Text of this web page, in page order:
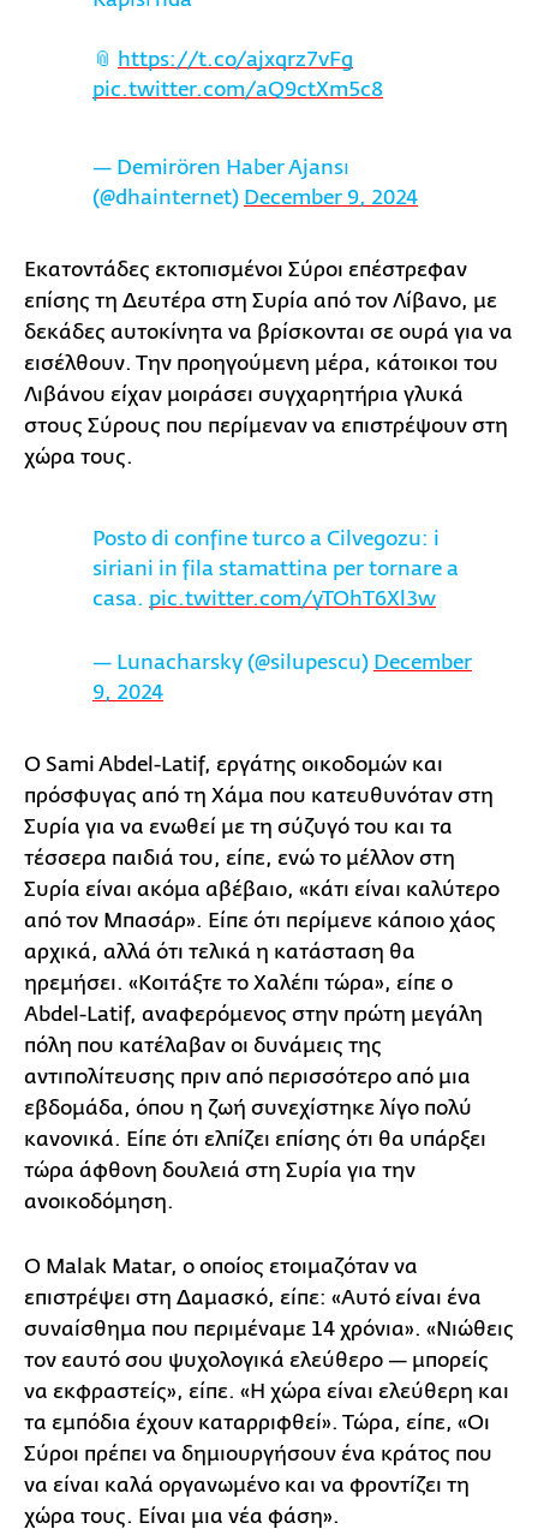
📎 https://t.co/ajxqrz7vFg
pic.twitter.com/aQ9ctXm5c8
— Demirören Haber Ajansı
(@dhainternet) December 9, 2024
Εκατοντάδες εκτοπισμένοι Σύροι επέστρεφαν
επίσης τη Δευτέρα στη Συρία από τον Λίβανο, με
δεκάδες αυτοκίνητα να βρίσκονται σε ουρά για να
εισέλθουν. Την προηγούμενη μέρα, κάτοικοι του
Λιβάνου είχαν μοιράσει συγχαρητήρια γλυκά
στους Σύρους που περίμεναν να επιστρέψουν στη
χώρα τους.
Posto di confine turco a Cilvegozu: i
siriani in fila stamattina per tornare a
casa. pic.twitter.com/yTOhT6Xl3w
— Lunacharsky (@silupescu) December
9, 2024
Ο Sami Abdel-Latif, εργάτης οικοδομών και
πρόσφυγας από τη Χάμα που κατευθυνόταν στη
Συρία για να ενωθεί με τη σύζυγό του και τα
τέσσερα παιδιά του, είπε, ενώ το μέλλον στη
Συρία είναι ακόμα αβέβαιο, «κάτι είναι καλύτερο
από τον Μπασάρ». Είπε ότι περίμενε κάποιο χάος
αρχικά, αλλά ότι τελικά η κατάσταση θα
ηρεμήσει. «Κοιτάξτε το Χαλέπι τώρα», είπε ο
Abdel-Latif, αναφερόμενος στην πρώτη μεγάλη
πόλη που κατέλαβαν οι δυνάμεις της
αντιπολίτευσης πριν από περισσότερο από μια
εβδομάδα, όπου η ζωή συνεχίστηκε λίγο πολύ
κανονικά. Είπε ότι ελπίζει επίσης ότι θα υπάρξει
τώρα άφθονη δουλειά στη Συρία για την
ανοικοδόμηση.
Ο Malak Matar, ο οποίος ετοιμαζόταν να
επιστρέψει στη Δαμασκό, είπε: «Αυτό είναι ένα
συναίσθημα που περιμέναμε 14 χρόνια». «Νιώθεις
τον εαυτό σου ψυχολογικά ελεύθερο — μπορείς
να εκφραστείς», είπε. «Η χώρα είναι ελεύθερη και
τα εμπόδια έχουν καταρριφθεί». Τώρα, είπε, «Οι
Σύροι πρέπει να δημιουργήσουν ένα κράτος που
να είναι καλά οργανωμένο και να φροντίζει τη
χώρα τους. Είναι μια νέα φάση».